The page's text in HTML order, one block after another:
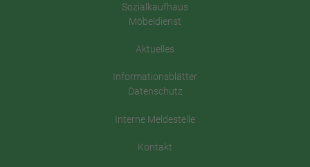
Sozialkaufhaus
Möbeldienst
Aktuelles
Informationsblätter
Datenschutz
Interne Meldestelle
Kontakt